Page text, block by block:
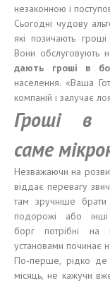
незаконною і
Сьогодні чудову
які позичають
Вони обслуговують
дають гроші в
населення. «Ваша
компаній і залучає
Гроші в
самемі
Незважаючи на
віддає перевагу
там зручніше
подорожі або
борг потрібні на
установами починає
По-перше, рідко де
місяць, не кажучи